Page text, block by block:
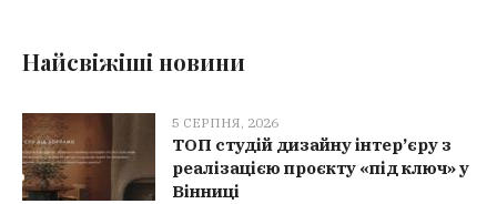
Найсвіжіші новини
5 СЕРПНЯ, 2026
ТОП студій дизайну інтер’єру з
реалізацією проєкту «під ключ» у
Вінниці